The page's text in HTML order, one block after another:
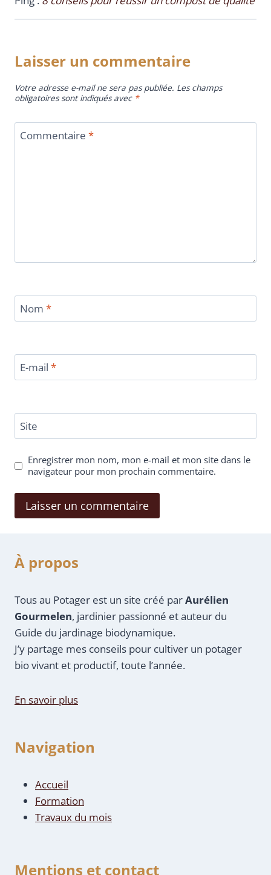
Laisser un commentaire
Votre adresse e-mail ne sera pas publiée. Les champs
obligatoires sont indiqués avec *
Commentaire *
Nom *
E-mail *
Site
Enregistrer mon nom, mon e-mail et mon site dans le
navigateur pour mon prochain commentaire.
À propos
Tous au Potager est un site créé parAurélien
Gourmelen, jardinier passionné et auteur du
Guide du jardinage biodynamique.
J’y partage mes conseils pour cultiver un potager
bio vivant et productif, toute l’année.
En savoir plus
Navigation
Accueil
Formation
Travaux du mois
Mentions et contact